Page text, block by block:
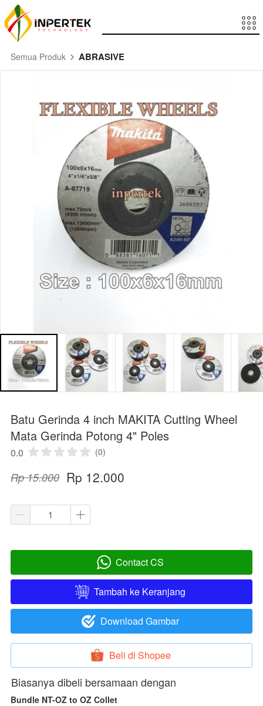
Semua Produk ABRASIVE
Batu Gerinda 4 inch MAKITA Cutting Wheel
Mata Gerinda Potong 4" Poles
0.0 (0)
Rp 15.000 Rp 12.000
` Contact CS
` Tambah ke Keranjang
` Download Gambar
` Beli di Shopee
Biasanya dibeli bersamaan dengan
Bundle NT-OZ to OZ Collet